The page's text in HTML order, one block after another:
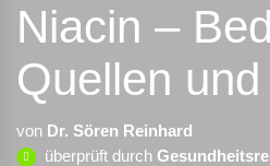
Niacin –
Quellen
von Dr. Sören Reinhard
überprüft durch